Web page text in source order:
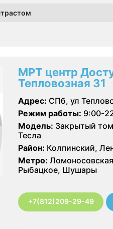
МРТ центр
Тепловозная 31
Адрес: СПб, ул
Режим работы: 9:00-
Модель: Закрытый
Тесла
Район: Колпинский,
Метро:
Рыбацкое, Шушары
+7(812)209-29-49